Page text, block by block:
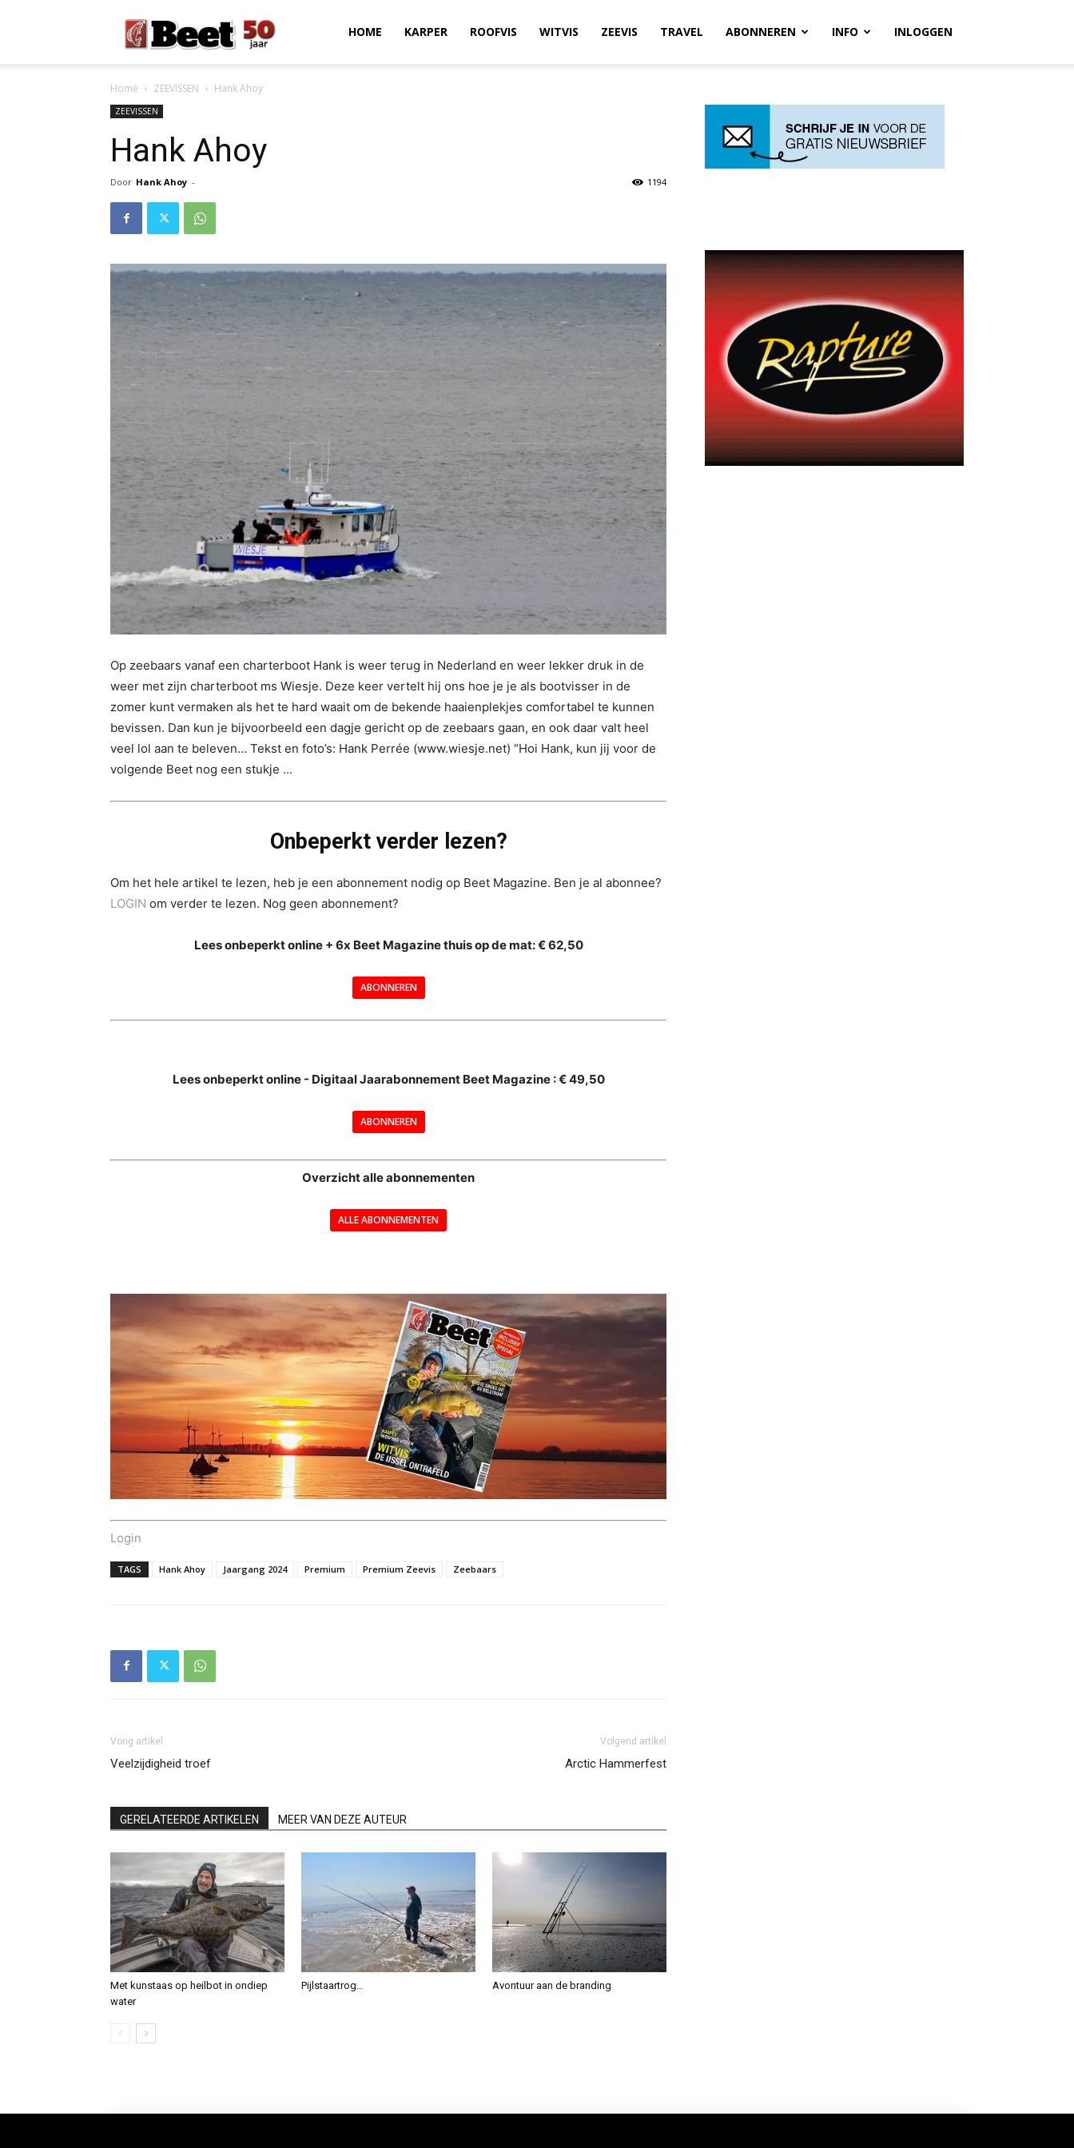
HOME KARPER ROOFVIS WITVIS ZEEVIS TRAVEL ABONNEREN INFO INLOGGEN
Home ZEEVISSEN Hank Ahoy
ZEEVISSEN
Hank Ahoy
Door Hank Ahoy - 1194
Op zeebaars vanaf een charterboot Hank is weer terug in Nederland en weer lekker druk in de
weer met zijn charterboot ms Wiesje. Deze keer vertelt hij ons hoe je je als bootvisser in de
zomer kunt vermaken als het te hard waait om de bekende haaienplekjes comfortabel te kunnen
bevissen. Dan kun je bijvoorbeeld een dagje gericht op de zeebaars gaan, en ook daar valt heel
veel lol aan te beleven… Tekst en foto’s: Hank Perrée (www.wiesje.net) “Hoi Hank, kun jij voor de
volgende Beet nog een stukje ...
Onbeperkt verder lezen?
Om het hele artikel te lezen, heb je een abonnement nodig op Beet Magazine. Ben je al abonnee?
LOGIN om verder te lezen. Nog geen abonnement?
Lees onbeperkt online + 6x Beet Magazine thuis op de mat: € 62,50
ABONNEREN
Lees onbeperkt online - Digitaal Jaarabonnement Beet Magazine : € 49,50
ABONNEREN
Overzicht alle abonnementen
ALLE ABONNEMENTEN
Login
TAGS Hank Ahoy Jaargang 2024 Premium Premium Zeevis Zeebaars
Vorig artikel
Veelzijdigheid troef
Volgend artikel
Arctic Hammerfest
GERELATEERDE ARTIKELEN MEER VAN DEZE AUTEUR
Met kunstaas op heilbot in ondiep
water
Pijlstaartrog… Avontuur aan de branding